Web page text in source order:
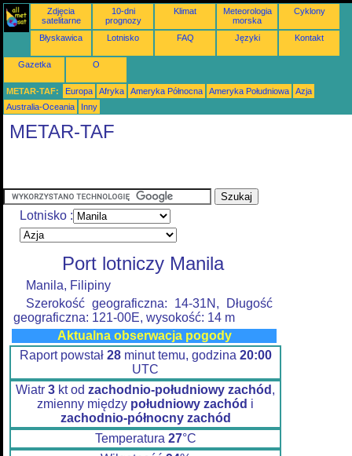
Zdjęcia
satelitarne
10-dni
prognozy
Klimat
Meteorologia
morska
Cyklony
Błyskawica Lotnisko FAQ Języki Kontakt
Gazetka O
METAR-TAF: Europa Afryka Ameryka Północna Ameryka Południowa
Azja
Australia-Oceania
Inny
METAR-TAF
Lotnisko :
Port lotniczy Manila
Manila, Filipiny
Szerokość geograficzna: 14-31N, Długość
geograficzna: 121-00E, wysokość: 14 m
Aktualna obserwacja pogody
Raport powstał 28minut temu, godzina 20:00
UTC
Wiatr 3 kt od zachodnio-południowy zachód ,
zmienny między południowy zachód i
zachodnio-północny zachód
Temperatura 27°C